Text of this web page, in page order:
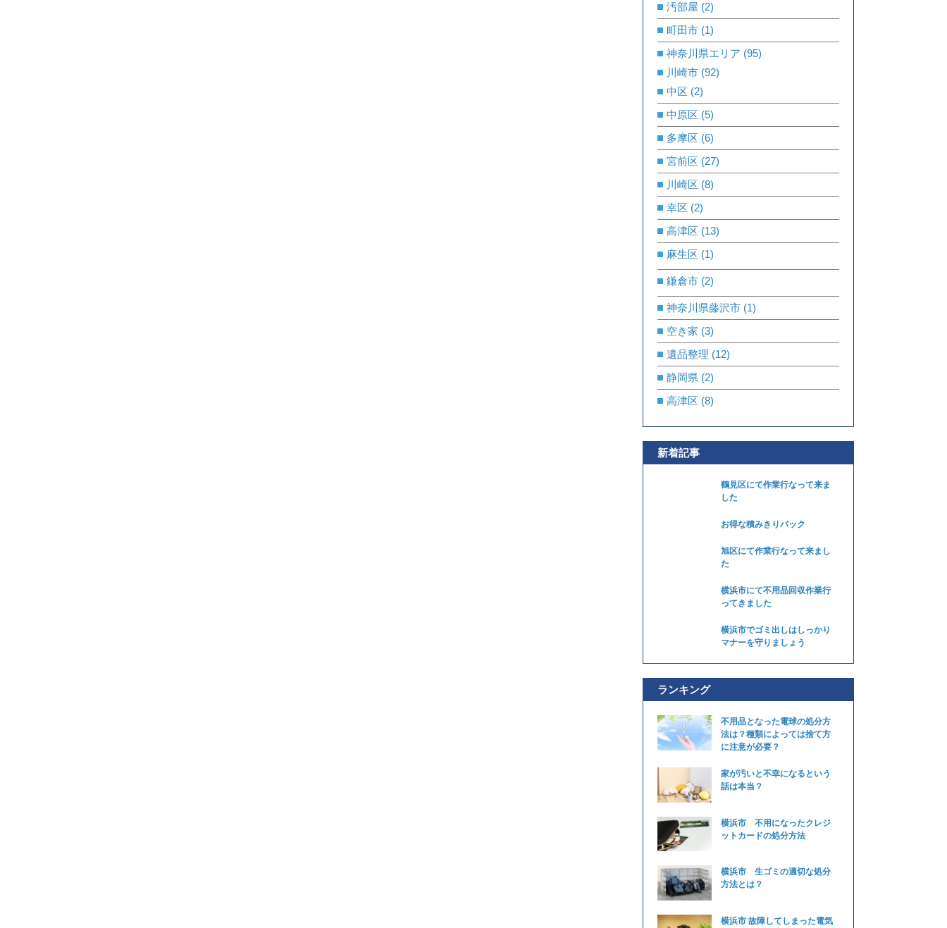
汚部屋 (2)
町田市 (1)
神奈川県エリア (95)
川崎市 (92)
中区 (2)
中原区 (5)
多摩区 (6)
宮前区 (27)
川崎区 (8)
幸区 (2)
高津区 (13)
麻生区 (1)
鎌倉市 (2)
神奈川県藤沢市 (1)
空き家 (3)
遺品整理 (12)
静岡県 (2)
高津区 (8)
新着記事
鶴見区にて作業行なって来ま
した
お得な積みきりパック
旭区にて作業行なって来まし
た
横浜市にて不用品回収作業行
ってきました
横浜市でゴミ出しはしっかり
マナーを守りましょう
ランキング
不用品となった電球の処分方
法は？種類によっては捨て方
に注意が必要？
家が汚いと不幸になるという
話は本当？
横浜市 不用になったクレジ
ットカードの処分方法
横浜市 生ゴミの適切な処分
方法とは？
横浜市 故障してしまった電気